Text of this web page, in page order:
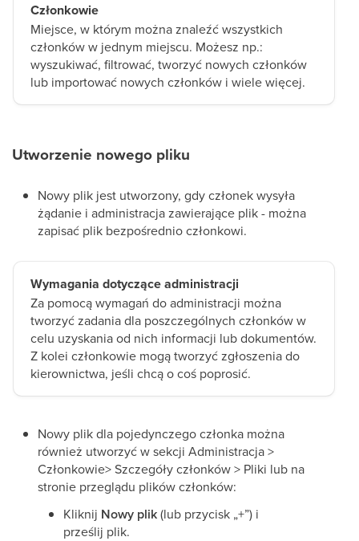
Członkowie
Miejsce, w którym można znaleźć wszystkich
członków w jednym miejscu. Możesz np.:
wyszukiwać, filtrować, tworzyć nowych członków
lub importować nowych członków i wiele więcej.
Utworzenie nowego pliku
Nowy plik jest utworzony, gdy członek wysyła
żądanie i administracja zawierające plik - można
zapisać plik bezpośrednio członkowi.
Wymagania dotyczące administracji
Za pomocą wymagań do administracji można
tworzyć zadania dla poszczególnych członków w
celu uzyskania od nich informacji lub dokumentów.
Z kolei członkowie mogą tworzyć zgłoszenia do
kierownictwa, jeśli chcą o coś poprosić.
Nowy plik dla pojedynczego członka można
również utworzyć w sekcji Administracja >
Członkowie> Szczegóły członków > Pliki lub na
stronie przeglądu plików członków:
Kliknij Nowy plik(lub przycisk „+”) i
prześlij plik.